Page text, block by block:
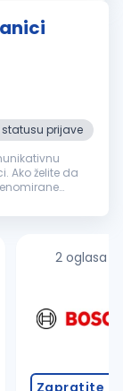
statusu prijave
Ako želite da
2 oglasa
Zapratite